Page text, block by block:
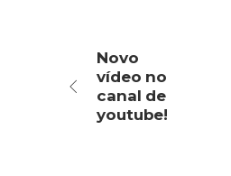
Novo
vídeo no
canal de
youtube!